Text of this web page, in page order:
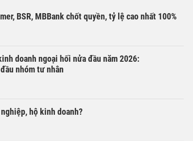
BSR, MBBank chốt quyền, tỷ lệ cao nhất 100%
doanh ngoại hối nửa đầu năm 2026:
nhóm tư nhân
hộ kinh doanh?